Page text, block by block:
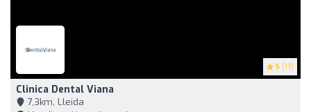
5 (17)
Clinica Dental Viana
7,3km, Lleida